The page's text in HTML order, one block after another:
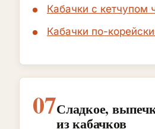
Кабачки с кетчупом
Кабачки по-
07Сладкое,
из кабачков